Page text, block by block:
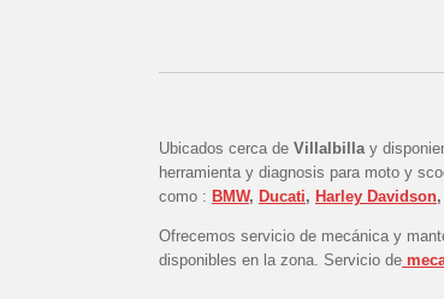
Ubicados cerca de Villalbilla y
herramienta y diagnosis para moto y
como : BMW, Ducati, Harley Davidson,
Ofrecemos servicio de mecánica y
disponibles en la zona. Servicio de